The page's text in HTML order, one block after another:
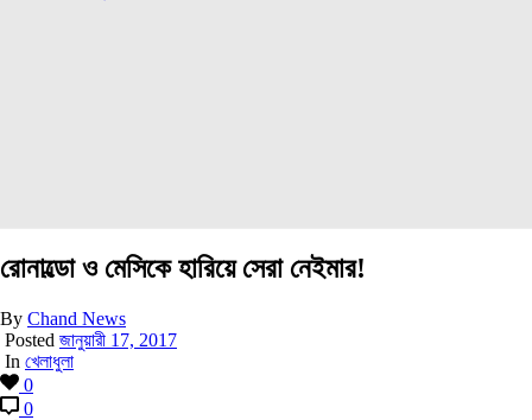
রোনাল্ডো ও মেসিকে হারিয়ে সেরা নেইমার!
By Chand News
Posted জানুয়ারী 17, 2017
In খেলাধুলা
0
0